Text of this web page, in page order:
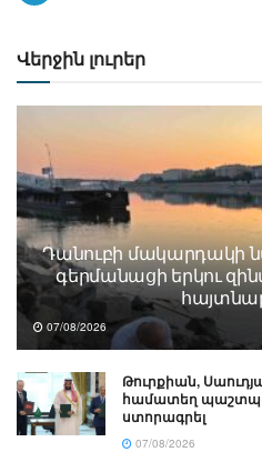
Վերջին լուրեր
Դանուբի մակարդակի
գերմանացի երկու
07/08/2026
Թուրքիան,
համատեղ
ստորագրել
07/08/2026